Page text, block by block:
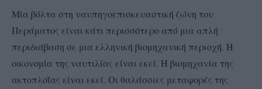
Μία βόλτα στη ναυπηγοεπισκευαστική ζώνη του
Περάματος είναι κάτι περισσότερο από μια απλή
περιδιάβαση σε μια ελληνική βιομηχανική περιοχή. Η
οικονομία της ναυτιλίας είναι εκεί. Η βιομηχανία της
ακτοπλοΐας είναι εκεί. Οι θαλάσσιες μεταφορές της